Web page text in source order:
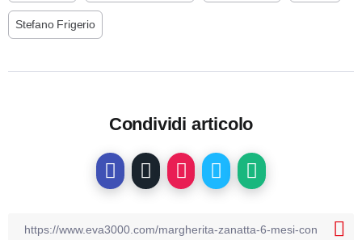
Stefano Frigerio
Condividi articolo